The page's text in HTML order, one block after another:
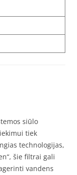
siūlo
tiek
technologijas,
šie filtrai gali
vandens